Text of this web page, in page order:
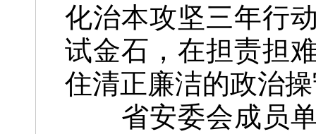
化治本攻坚三年行
试金石，在担责担
住清正廉洁的政治
省安委会成员单